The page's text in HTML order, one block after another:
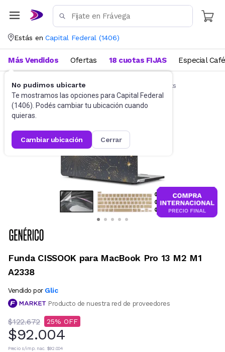
Estás en Capital Federal (1406)
No pudimos ubicarte
Te mostramos las opciones para Capital Federal
(1406). Podés cambiar tu ubicación cuando
quieras.
cambiar ubicación cerrar
Más Vendidos Ofertas 18 cuotas FIJAS Especial Café
Accesorios de Informática Funda Notebooks
Funda CISSOOK para MacBook Pro 13 M2 M1
A2338
Vendido por Glic
Producto de nuestra red de proveedores
$122.672 25
$92.004
Precio s/imp. nac. $92.004